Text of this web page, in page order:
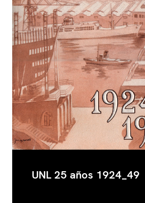
UNL 25 años 1924_49